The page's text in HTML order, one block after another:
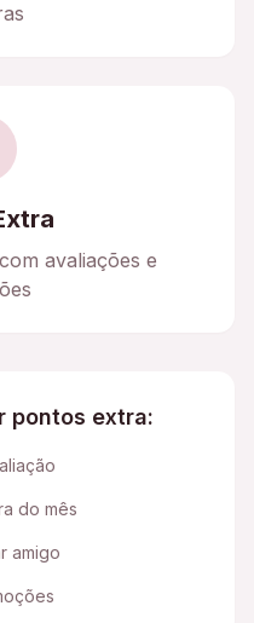
avaliações e
pontos extra:
do mês
amigo